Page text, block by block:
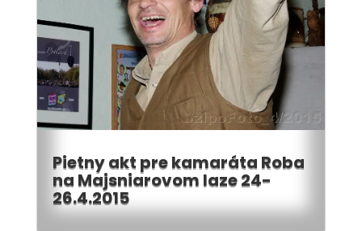
Pietny akt pre kamaráta Roba
na Majsniarovom laze 24-
26.4.2015